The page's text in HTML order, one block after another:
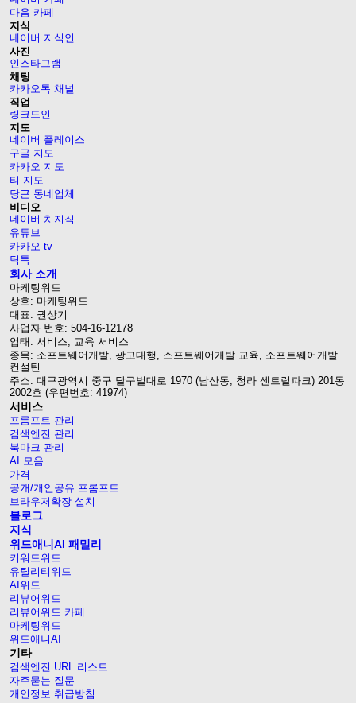
다음 카페
지식
네이버 지식인
사진
인스타그램
채팅
카카오톡 채널
직업
링크드인
지도
네이버 플레이스
구글 지도
카카오 지도
티 지도
당근 동네업체
비디오
네이버 치지직
유튜브
카카오 tv
틱톡
회사 소개
마케팅위드
상호: 마케팅위드
대표: 권상기
사업자 번호: 504-16-12178
업태: 서비스, 교육 서비스
종목: 소프트웨어개발, 광고대행, 소프트웨어개발 교육, 소프트웨어개발
컨설틴
주소: 대구광역시 중구 달구벌대로 1970 (남산동, 청라 센트럴파크) 201동
2002호 (우편번호: 41974)
서비스
프롬프트 관리
검색엔진 관리
북마크 관리
AI 모음
가격
공개/개인공유 프롬프트
브라우저확장 설치
블로그
지식
위드애니AI 패밀리
키워드위드
유틸리티위드
AI위드
리뷰어위드
리뷰어위드 카페
마케팅위드
위드애니AI
기타
검색엔진 URL 리스트
자주묻는 질문
개인정보 취급방침